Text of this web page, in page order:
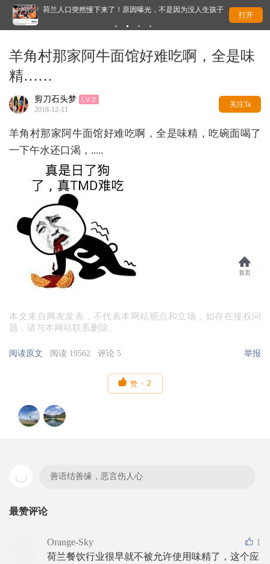
荷兰人口突然慢下来了！原因曝光，不是因为没人生孩子 这
打开
羊角村那家阿牛面馆好难吃啊，全是味
精……
剪刀石头梦
2018-12-11
关注Ta
羊角村那家阿牛面馆好难吃啊，全是味精，吃碗面喝了
一下午水还口渴，.....
本文来自网友发表，不代表本网站观点和立场，如存在侵权问
题，请与本网站联系删除。
阅读原文 阅读 19562 评论 5 举报
 赞 2
善语结善缘，恶言伤人心
最赞评论
1
Orange-Sky
荷兰餐饮行业很早就不被允许使用味精了，这个应
首页